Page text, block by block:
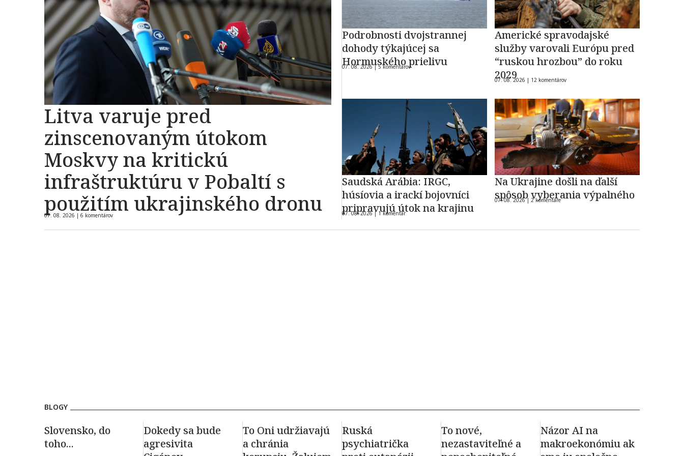
Litva varuje pred
zinscenovaným útokom
Moskvy na kritickú
infraštruktúru v Pobaltí s
použitím ukrajinského dronu
07. 08. 2026 | 6 komentárov
Podrobnosti dvojstrannej
dohody týkajúcej sa
Hormuského prielivu
07. 08. 2026 |5 komentárov
Americké spravodajské
služby varovali Európu pred
“ruskou hrozbou” do roku
2029
07. 08. 2026 | 12 komentárov
Saudská Arábia: IRGC,
húsíovia a irackí bojovníci
pripravujú útok na krajinu
07. 08. 2026 | 1 komentár
Na Ukrajine došli na ďalší
spôsob vyberania výpalného
07. 08. 2026 | 2 komentáre
BLOGY